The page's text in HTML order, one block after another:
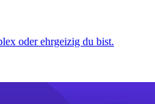
oder ehrgeizig du bist.